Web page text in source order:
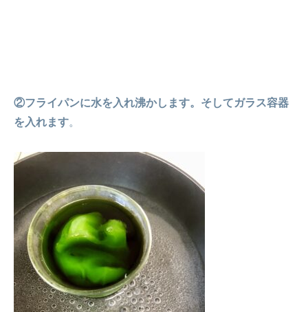
②フライパンに水を入れ沸かします。そしてガラス容器
を入れます。